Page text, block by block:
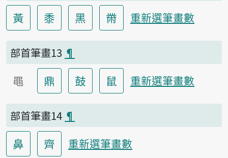
黃 黍 黑 黹 重新選筆畫數
部首筆畫13 ¶
黽 鼎 鼓 鼠 重新選筆畫數
部首筆畫14 ¶
鼻 齊 重新選筆畫數